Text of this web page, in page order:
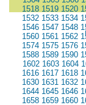
1518 1519 1520
1532 1533 1534
1546 1547 1548
1560 1561 1562
1574 1575 1576
1588 1589 1590
1602 1603 1604
1616 1617 1618
1630 1631 1632
1644 1645 1646
1658 1659 1660